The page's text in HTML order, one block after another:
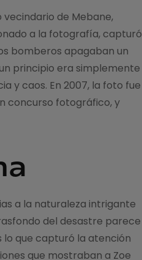
vecindario de Mebane,
a la fotografía, capturó
bomberos apagaban un
principio era simplemente
y caos. En 2007, la foto fue
concurso fotográfico, y
a la naturaleza intrigante
del desastre parece
lo que capturó la atención
que mostraban a Zoe